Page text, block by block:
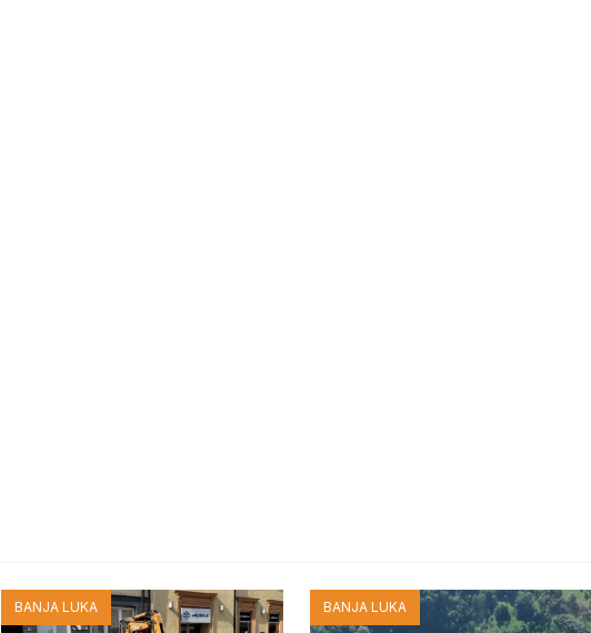
BANJA LUKA BANJA LUKA